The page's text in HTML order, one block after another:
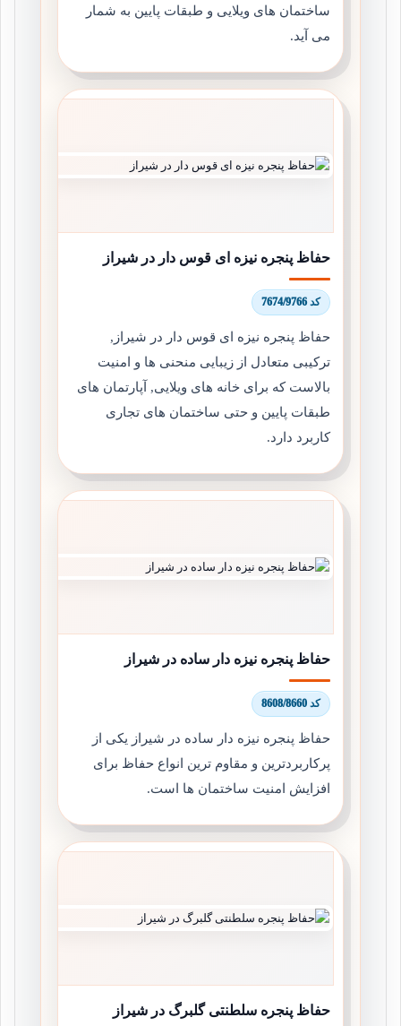
ساختمان های ویلایی و طبقات پایین به شمار
می آید.
حفاظ پنجره نیزه ای قوس دار در شیراز
کد 7674/9766
حفاظ پنجره نیزه ای قوس دار در شیراز,
ترکیبی متعادل از زیبایی منحنی ها و امنیت
بالاست که برای خانه های ویلایی, آپارتمان های
طبقات پایین و حتی ساختمان های تجاری
کاربرد دارد.
حفاظ پنجره نیزه دار ساده در شیراز
کد 8608/8660
حفاظ پنجره نیزه دار ساده در شیراز یکی از
پرکاربردترین و مقاوم ترین انواع حفاظ برای
افزایش امنیت ساختمان ها است.
حفاظ پنجره سلطنتی گلبرگ در شیراز